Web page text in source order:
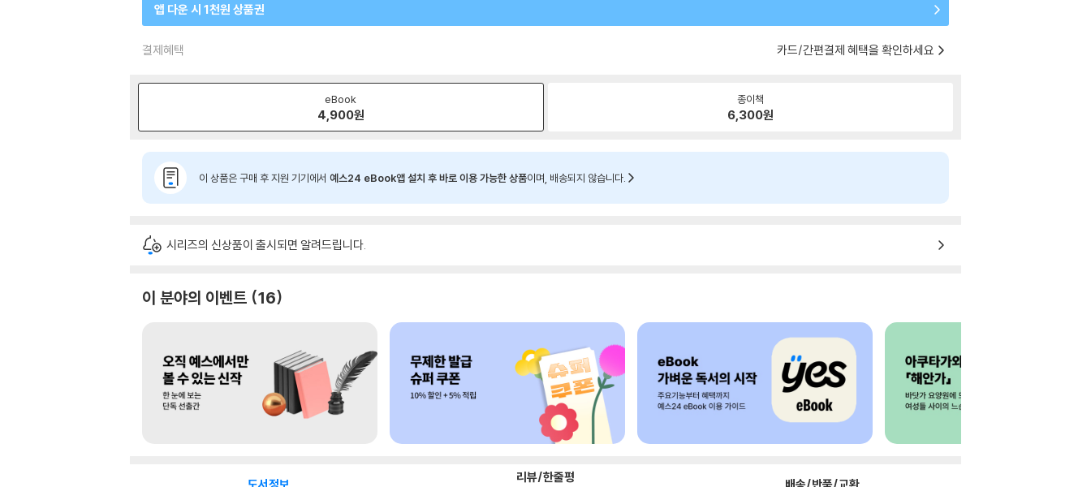
앱 다운 시 1천원 상품권
결제혜택 카드/간편결제 혜택을 확인하세요
eBook
4,900원
종이책
6,300원
이 상품은 구매 후 지원 기기에서 예스24 eBook앱 설치 후 바로 이용 가능한 상품이며, 배송되지 않습니다.
시리즈의 신상품이 출시되면 알려드립니다.
이 분야의 이벤트 16
리뷰/한줄평